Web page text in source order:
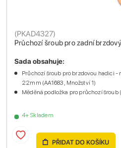
Průchozí šroub pro zadní
(PKAD4327)
4+ Skladem
Sada obsahuje:
Průchozí šroub pro brzdovou hadici -
22mm (AA1683 , Množství 1)
Měděná podložka pro průchozí šroub
PŘIDAT DO KOŠÍKU